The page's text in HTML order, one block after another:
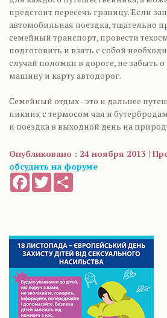
предстоит пересечь границу. Если
автомобильная поездка, тщательно
семейный транспорт, провести
подготовить и взять с собой
случай поломки в дороге, не забыть
машину и карту автодорог.
Семейный отдых - это и дальнее
пикник с термосом чая и
и поездка в выходной день на
Опубликовано : 24 ноября 2013 |
обсудить на форуме
FacebookTwitter